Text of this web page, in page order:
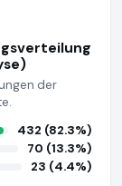
der
432 (82.3%)
70 (13.3%)
23 (4.4%)